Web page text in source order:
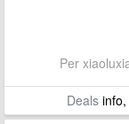
Per
Dealsinfo,